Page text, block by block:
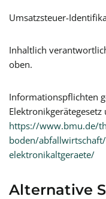
Umsatzsteuer-
Inhaltlich
oben.
Informationspflichten
Elektronikgerätegesetz
https://www.bmu.de/
boden/
elektronikaltgeraete/
Alternative